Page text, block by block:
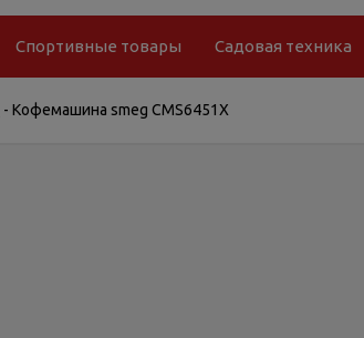
Спортивные товары Садовая техника
- Кофемашина smeg CMS6451X